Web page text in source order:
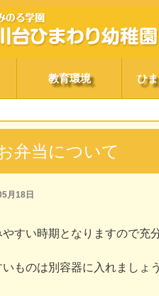
教育環境 ひ
弁当について
月18日
すい時期となりますので充
ものは別容器に入れましょう